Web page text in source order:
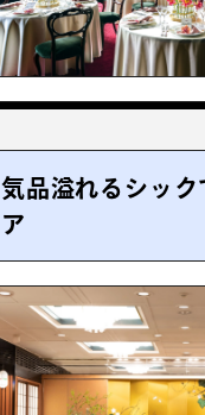
気品溢れるシッ
ア